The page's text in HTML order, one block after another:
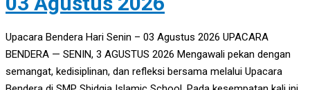
Upacara Bendera Hari Senin – 03 Agustus 2026 UPACARA
BENDERA — SENIN, 3 AGUSTUS 2026 Mengawali pekan dengan
semangat, kedisiplinan, dan refleksi bersama melalui Upacara